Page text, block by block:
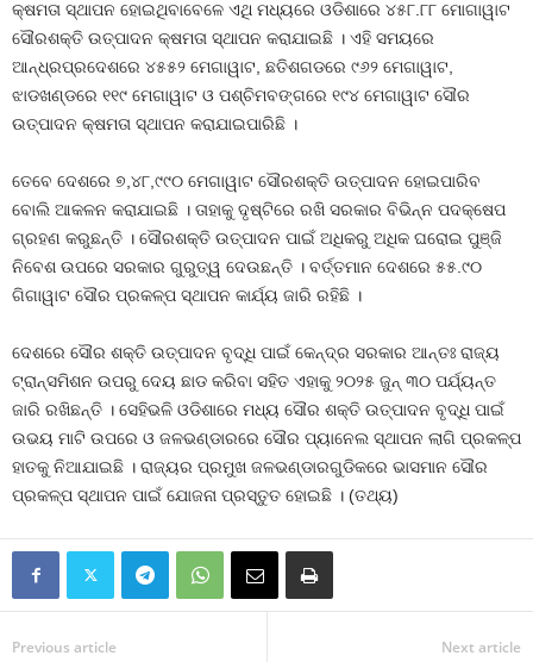
କ୍ଷମତା ସ୍ଥାପନ ହୋଇଥିବାବେଳେ ଏଥି ମଧ୍ୟରେ ଓଡିଶାରେ ୪୫୮.୮୮ ମୋଗାୱାଟ
ସୌରଶକ୍ତି ଉତ୍ପାଦନ କ୍ଷମତା ସ୍ଥାପନ କରାଯାଇଛି । ଏହି ସମୟରେ
ଆନ୍ଧ୍ରପ୍ରଦେଶରେ ୪୫୫୨ ମେଗାୱାଟ, ଛତିଶଗଡରେ ୯୬୨ ମେଗାୱାଟ,
ଝାଡଖଣ୍ଡରେ ୧୧୯ ମେଗାୱାଟ ଓ ପଶ୍ଚିମବଙ୍ଗରେ ୧୯୪ ମେଗାୱାଟ ସୌର
ଉତ୍ପାଦନ କ୍ଷମତା ସ୍ଥାପନ କରାଯାଇପାରିଛି ।
ତେବେ ଦେଶରେ ୭,୪୮,୯୯୦ ମେଗାୱାଟ ସୌରଶକ୍ତି ଉତ୍ପାଦନ ହୋଇପାରିବ
ବୋଲି ଆକଳନ କରାଯାଇଛି । ତାହାକୁ ଦୃଷ୍ଟିରେ ରଖି ସରକାର ବିଭିନ୍ନ ପଦକ୍ଷେପ
ଗ୍ରହଣ କରୁଛନ୍ତି । ସୌରଶକ୍ତି ଉତ୍ପାଦନ ପାଇଁ ଅଧିକରୁ ଅଧିକ ଘରୋଇ ପୁଞ୍ଜି
ନିବେଶ ଉପରେ ସରକାର ଗୁରୁତ୍ୱ ଦେଉଛନ୍ତି । ବର୍ତ୍ତମାନ ଦେଶରେ ୫୫.୯୦
ଗିଗାୱାଟ ସୌର ପ୍ରକଳ୍ପ ସ୍ଥାପନ କାର୍ଯ୍ୟ ଜାରି ରହିଛି ।
ଦେଶରେ ସୌର ଶକ୍ତି ଉତ୍ପାଦନ ବୃଦ୍ଧି ପାଇଁ କେନ୍ଦ୍ର ସରକାର ଆନ୍ତଃ ରାଜ୍ୟ
ଟ୍ରାନ୍ସମିଶନ ଉପରୁ ଦେୟ ଛାଡ କରିବା ସହିତ ଏହାକୁ ୨୦୨୫ ଜୁନ୍‍ ୩୦ ପର୍ଯ୍ୟନ୍ତ
ଜାରି ରଖିଛନ୍ତି । ସେହିଭଳି ଓଡିଶାରେ ମଧ୍ୟ ସୌର ଶକ୍ତି ଉତ୍ପାଦନ ବୃଦ୍ଧି ପାଇଁ
ଉଭୟ ମାଟି ଉପରେ ଓ ଜଳଭଣ୍ଡାରରେ ସୌର ପ୍ୟାନେଲ ସ୍ଥାପନ ଲାଗି ପ୍ରକଳ୍ପ
ହାତକୁ ନିଆଯାଇଛି । ରାଜ୍ୟର ପ୍ରମୁଖ ଜଳଭଣ୍ଡାରଗୁଡିକରେ ଭାସମାନ ସୌର
ପ୍ରକଳ୍ପ ସ୍ଥାପନ ପାଇଁ ଯୋଜନା ପ୍ରସ୍ତୁତ ହୋଇଛି । (ତଥ୍ୟ)
Previous article Next article